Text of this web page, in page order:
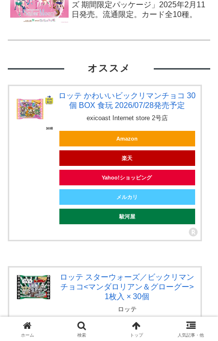
ズ 期間限定パッケージ」2025年2月11
日発売。流通限定。カード全10種。
オススメ
ロッテ かわいいビックリマンチョコ 30
個 BOX 食玩 2026/07/28発売予定
exicoast Internet store 2号店
Amazon
楽天
Yahoo!ショッピング
メルカリ
駿河屋
ロッテ スターウォーズ／ビックリマン
チョコ<マンダロリアン＆グローグー>
1枚入 × 30個
ロッテ
ホーム 検索 トップ 人気記事・他